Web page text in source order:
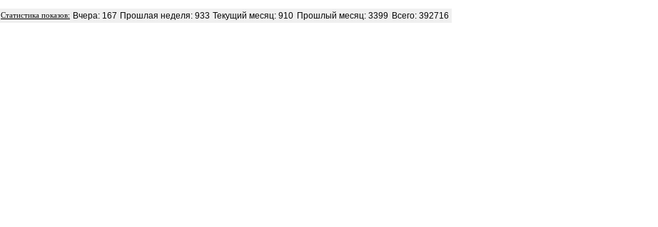
Статистика показов: Вчера: 167 Прошлая неделя: 933 Текущий месяц: 910 Прошлый месяц: 3399 Всего: 392716